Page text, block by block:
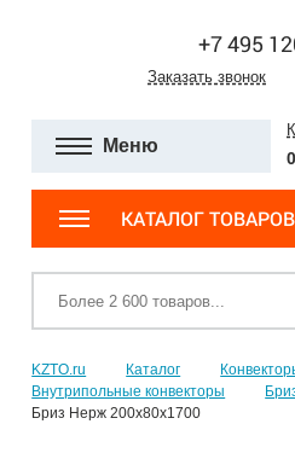
+7 495
Заказать звонок
Меню
0
КАТАЛОГ ТОВАРОВ
KZTO.ru Каталог
Внутрипольные конвекторы
Бриз Нерж 200х80х1700